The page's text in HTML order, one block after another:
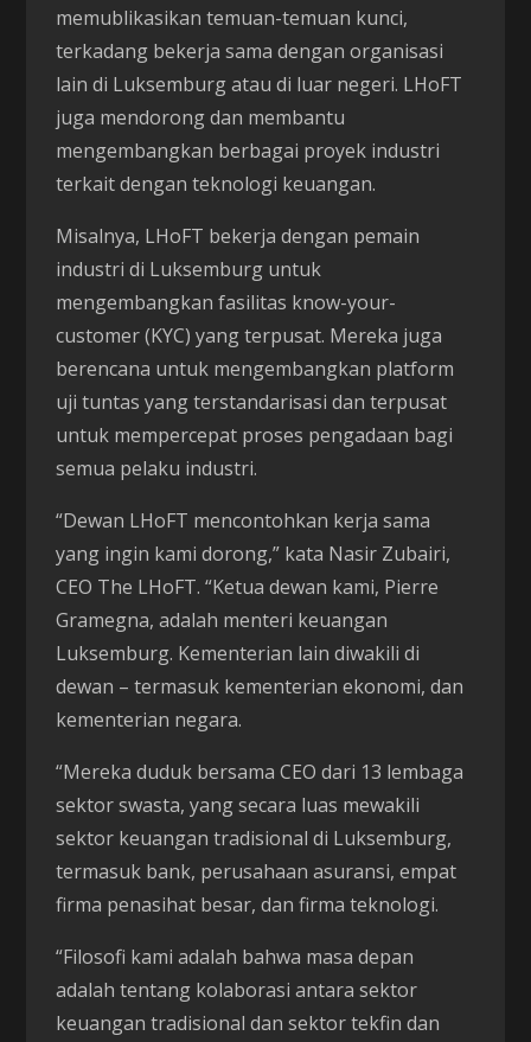
memublikasikan temuan-temuan kunci,
terkadang bekerja sama dengan organisasi
lain di Luksemburg atau di luar negeri. LHoFT
juga mendorong dan membantu
mengembangkan berbagai proyek industri
terkait dengan teknologi keuangan.
Misalnya, LHoFT bekerja dengan pemain
industri di Luksemburg untuk
mengembangkan fasilitas know-your-
customer (KYC) yang terpusat. Mereka juga
berencana untuk mengembangkan platform
uji tuntas yang terstandarisasi dan terpusat
untuk mempercepat proses pengadaan bagi
semua pelaku industri.
“Dewan LHoFT mencontohkan kerja sama
yang ingin kami dorong,” kata Nasir Zubairi,
CEO The LHoFT. “Ketua dewan kami, Pierre
Gramegna, adalah menteri keuangan
Luksemburg. Kementerian lain diwakili di
dewan – termasuk kementerian ekonomi, dan
kementerian negara.
“Mereka duduk bersama CEO dari 13 lembaga
sektor swasta, yang secara luas mewakili
sektor keuangan tradisional di Luksemburg,
termasuk bank, perusahaan asuransi, empat
firma penasihat besar, dan firma teknologi.
“Filosofi kami adalah bahwa masa depan
adalah tentang kolaborasi antara sektor
keuangan tradisional dan sektor tekfin dan